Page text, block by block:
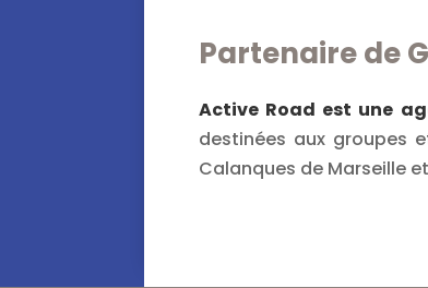
Partenaire de
Active Road est une
destinées aux groupes
Calanques de Marseille